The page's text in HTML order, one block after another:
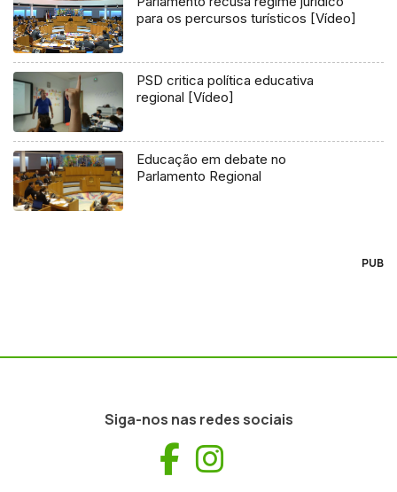
para os percursos turísticos [Vídeo]
PSD critica política educativa
regional [Vídeo]
Educação em debate no
Parlamento Regional
PUB
Siga-nos nas redes sociais
Facebook